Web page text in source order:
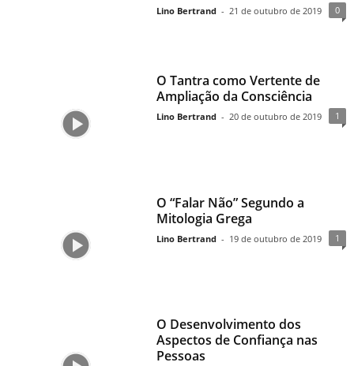
Lino Bertrand - 21 de outubro de 2019 0
O Tantra como Vertente de
Ampliação da Consciência
Lino Bertrand - 20 de outubro de 2019 1
O “Falar Não” Segundo a
Mitologia Grega
Lino Bertrand - 19 de outubro de 2019 1
O Desenvolvimento dos
Aspectos de Confiança nas
Pessoas